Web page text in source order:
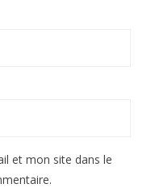
et mon site dans le